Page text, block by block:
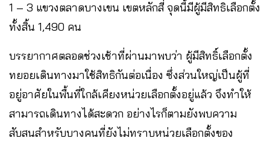
1 – 3 แขวงตลาดบางเขน เขตหลักสี่ จุดนี้มีผู้มีสิทธิเลือกตั้ง
ทั้งสิ้น 1,490 คน
บรรยากาศตลอดช่วงเช้าที่ผ่านมาพบว่า ผู้มีสิทธิ์เลือกตั้ง
ทยอยเดินทางมาใช้สิทธิกันต่อเนื่อง ซึ่งส่วนใหญ่เป็นผู้ที่
อยู่อาศัยในพื้นที่ใกล้เคียงหน่วยเลือกตั้งอยู่แล้ว จึงทำให้
สามารถเดินทางได้สะดวก อย่างไรก็ตามยังพบความ
สับสนสำหรับบางคนที่ยังไม่ทราบหน่วยเลือกตั้งของ